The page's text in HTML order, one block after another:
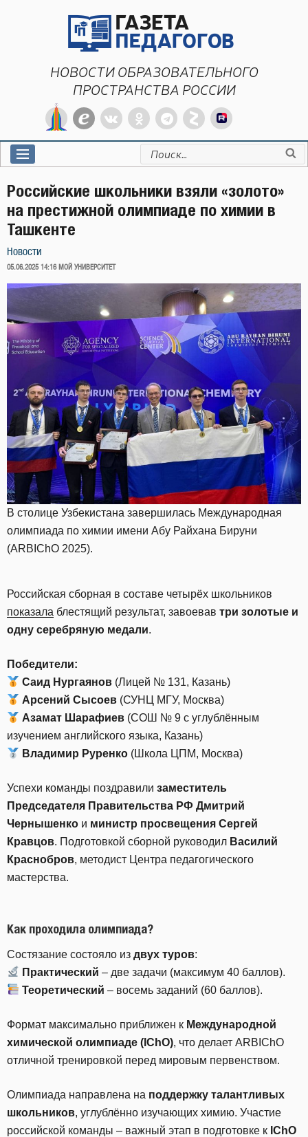
НОВОСТИ ОБРАЗОВАТЕЛЬНОГО
ПРОСТРАНСТВА РОССИИ
Искать:
Российские школьники взяли «золото»
на престижной олимпиаде по химии в
Ташкенте
Новости
ОПУБЛИКОВАНО
05.06.2025 14:16 МОЙ УНИВЕРСИТЕТ
В столице Узбекистана завершилась Международная
олимпиада по химии имени Абу Райхана Бируни
(ARBIChO 2025).
Российская сборная в составе четырёх школьников
показала блестящий результат, завоевав три золотые и
одну серебряную медали.
Победители:
Саид Нургаянов (Лицей № 131, Казань)
Арсений Сысоев (СУНЦ МГУ, Москва)
Азамат Шарафиев (СОШ № 9 с углублённым
изучением английского языка, Казань)
Владимир Руренко (Школа ЦПМ, Москва)
Успехи команды поздравили заместитель
Председателя Правительства РФ Дмитрий
Чернышенко и министр просвещения Сергей
Кравцов. Подготовкой сборной руководил Василий
Краснобров, методист Центра педагогического
мастерства.
Как проходила олимпиада?
Состязание состояло из двух туров:
Практический – две задачи (максимум 40 баллов).
Теоретический – восемь заданий (60 баллов).
Формат максимально приближен к Международной
химической олимпиаде (IChO), что делает ARBIChO
отличной тренировкой перед мировым первенством.
Олимпиада направлена на поддержку талантливых
школьников, углублённо изучающих химию. Участие
российской команды – важный этап в подготовке к IChO